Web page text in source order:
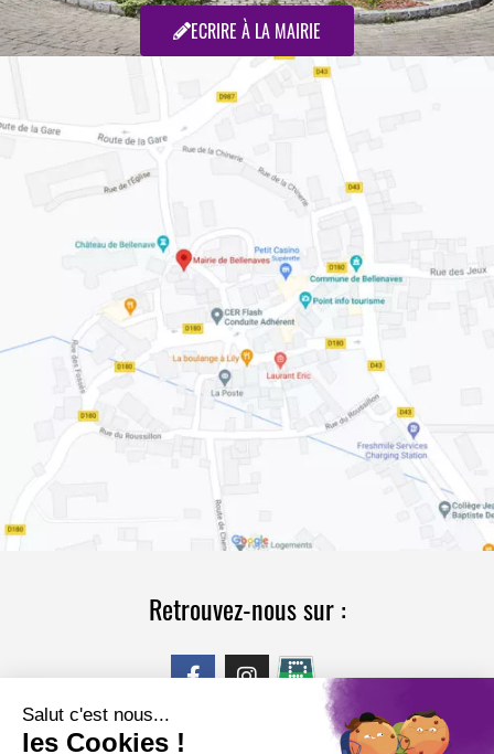
ECRIRE À LA MAIRIE
Retrouvez-nous sur :